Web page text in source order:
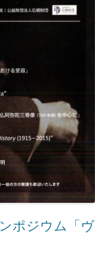
ポジウム「ヴ